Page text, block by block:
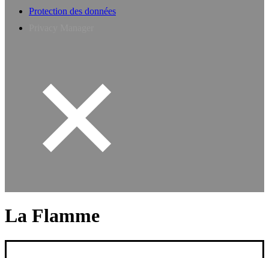
Protection des données
La Flamme